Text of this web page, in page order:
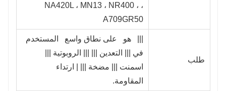
NA420L ، MN13 ، NR400 ، ،
A709GR50
طلب
||| هو على نطاق واسع المستخدم
في ||| التعدين ||| ||| الروبوتية |||
اسمنت ||| مضخة ||| | ارتداء
المقاومة.